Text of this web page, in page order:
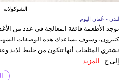
الشوكولاتة
لندن - عُمان اليوم
توجد الأطعمة فائقة المعالجة في عدد من
كثيرون، وسوف تساعدك هذه الوصفات الشهية
نشتري المثلجات أنها تتكون من خليط لذيذ
إلى ج... المزيد